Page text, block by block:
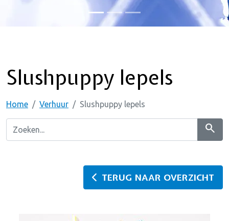
Slushpuppy lepels
Home Verhuur Slushpuppy lepels
search
TERUG NAAR OVERZICHT